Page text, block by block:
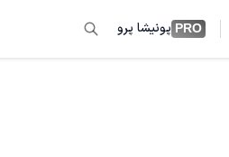
PRO پونیشا پرو